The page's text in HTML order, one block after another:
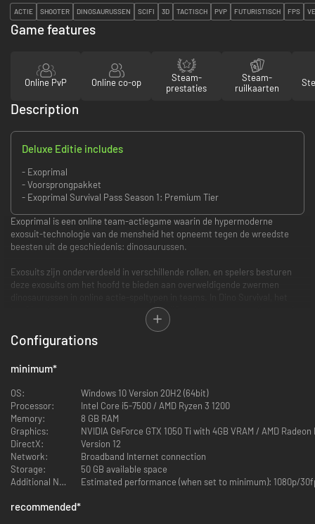
ACTIE SHOOTER DINOSAURUSSEN SCIFI 3D TACTISCH PVP FUTURISTISCH FPS
Game features
Online PvP Online co-op
Steam-
prestaties
Steam-
ruilkaarten
Description
Deluxe Editie includes
- Exoprimal
- Voorsprongpakket
- Exoprimal Survival Pass Season 1: Premium Tier
Exoprimal is een online team-actiegame waarin de hypermoderne
exosuit-technologie van de mensheid het opneemt tegen de wreedste
beesten uit de geschiedenis: dinosaurussen.
Exosuits zijn onderverdeeld in verschillende rollen, en spelers besturen
deze exosuits om het hoofd te bieden aan overweldigende zwermen
hoofdspeltype, nemen twee teams van vijf spelers het tegen elkaar op in
verschillende PvE- en PvP-missies. Spelers worden naar een
dinosaurusuitbraak gebracht en volgen de instructies van Leviathan om
doelen te voltooien. Het team dat de missie als eerste voltooit, wordt
een gezamenlijke vijand, het is de bedoeling om de doelen zo snel
mogelijk te voltooien. Missies verschillen op basis van spelersvaardigheid
en andere factoren, waardoor iedere match weer anders is.
Configurations
minimum*
OS:
Windows 10 Version 20H2 (64bit)
Processor:
Intel Core i5-7500 / AMD Ryzen 3 1200
Memory:
8 GB RAM
Graphics:
NVIDIA GeForce GTX 1050 Ti with 4GB VRAM / AMD
DirectX:
Version 12
Network:
Broadband Internet connection
Storage:
50 GB available space
Additional Notes:
Estimated performance (when set to minimum): 1080p/
recommended*